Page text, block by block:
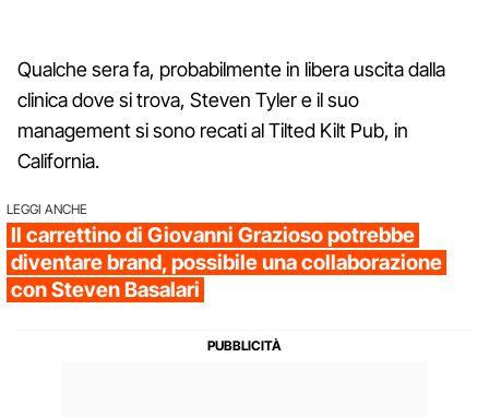
Qualche sera fa, probabilmente in libera uscita dalla
clinica dove si trova, Steven Tyler e il suo
management si sono recati al Tilted Kilt Pub, in
California.
LEGGI ANCHE
Il carrettino di Giovanni Grazioso potrebbe
diventare brand, possibile una collaborazione
con Steven Basalari